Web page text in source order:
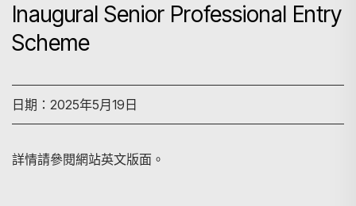
Inaugural Senior Professional Entry
Scheme
日期：2025年5月19日
詳情請參閱網站英文版面。